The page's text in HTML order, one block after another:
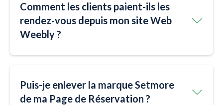
Comment les clients paient-ils les
rendez-vous depuis mon site Web
Weebly ?
Puis-je enlever la marque Setmore
de ma Page de Réservation ?